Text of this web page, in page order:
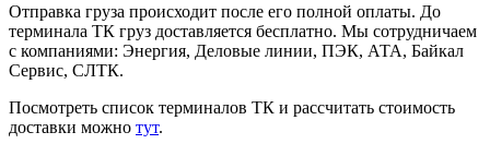
Отправка груза происходит после его полной оплаты. До
терминала ТК груз доставляется бесплатно. Мы сотрудничаем
с компаниями: Энергия, Деловые линии, ПЭК, АТА, Байкал
Сервис, СЛТК.
Посмотреть список терминалов ТК и рассчитать стоимость
доставки можно тут.